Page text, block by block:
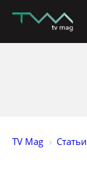
TV Mag Статьи